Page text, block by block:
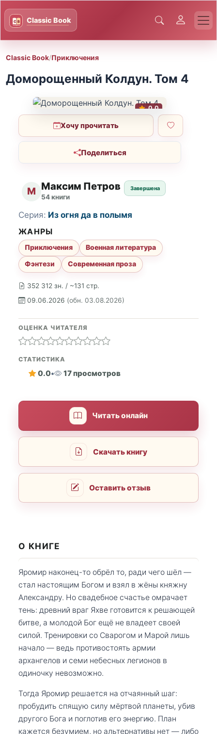
Classic Book/Приключения
Доморощенный Колдун. Том 4
0.0
Хочу прочитать
Поделиться
М Максим Петров
54 книги
Завершена
352 312 зн. / ~131 стр.
09.06.2026 (обн. 03.08.2026)
Серия: Из огня да в полымя
ЖАНРЫ
Приключения
Военная литература
Фэнтези
Современная проза
ОЦЕНКА ЧИТАТЕЛЯ
СТАТИСТИКА
0.0• 17 просмотров
Читать онлайн
Скачать книгу
Оставить отзыв
О КНИГЕ
Яромир наконец-то обрёл то, ради чего шёл —
стал настоящим Богом и взял в жёны княжну
Александру. Но свадебное счастье омрачает
тень: древний враг Яхве готовится к решающей
битве, а молодой Бог ещё не владеет своей
силой. Тренировки со Сварогом и Марой лишь
начало — ведь противостоять армии
архангелов и семи небесных легионов в
одиночку невозможно.
Тогда Яромир решается на отчаянный шаг:
пробудить спящую силу мёртвой планеты, убив
другого Бога и поглотив его энергию. План
кажется безумием, но альтернативы нет — либо